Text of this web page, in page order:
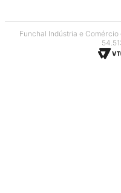
Funchal Indústria e